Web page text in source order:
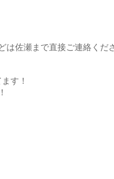
は佐瀬まで直接ご連絡くだ
す！